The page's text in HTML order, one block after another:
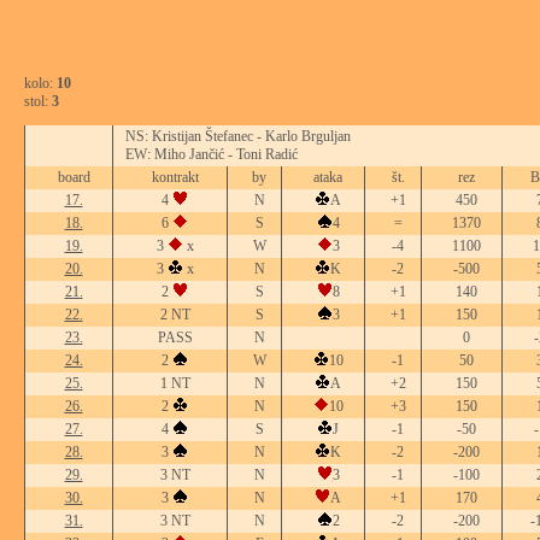
kolo: 10
stol: 3
NS: Kristijan Štefanec - Karlo Brguljan
EW: Miho Jančić - Toni Radić
board
kontrakt by ataka št. rez
17.
4 N A +1 450
18.
6 S 4 = 1370
19.
3 x W 3 -4 1100
20.
3 x N K -2 -500
21.
2 S 8 +1 140
22.
2 NT S 3 +1 150
23.
PASS N 0
24.
2 W 10 -1 50
25.
1 NT N A +2 150
26.
2 N 10 +3 150
27.
4 S J -1 -50
28.
3 N K -2 -200
29.
3 NT N 3 -1 -100
30.
3 N A +1 170
31.
3 NT N 2 -2 -200
-